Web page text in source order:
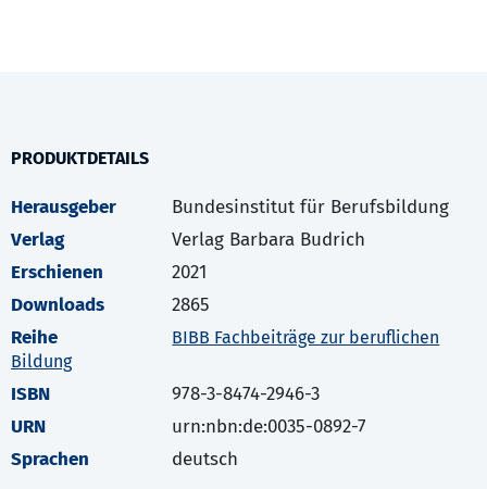
PRODUKTDETAILS
Herausgeber
Bundesinstitut für Berufsbildung
Verlag
Verlag Barbara Budrich
Erschienen
2021
Downloads
2865
Reihe
BIBB Fachbeiträge zur beruflichen
Bildung
ISBN
978-3-8474-2946-3
URN
urn:nbn:de:0035-0892-7
Sprachen
deutsch